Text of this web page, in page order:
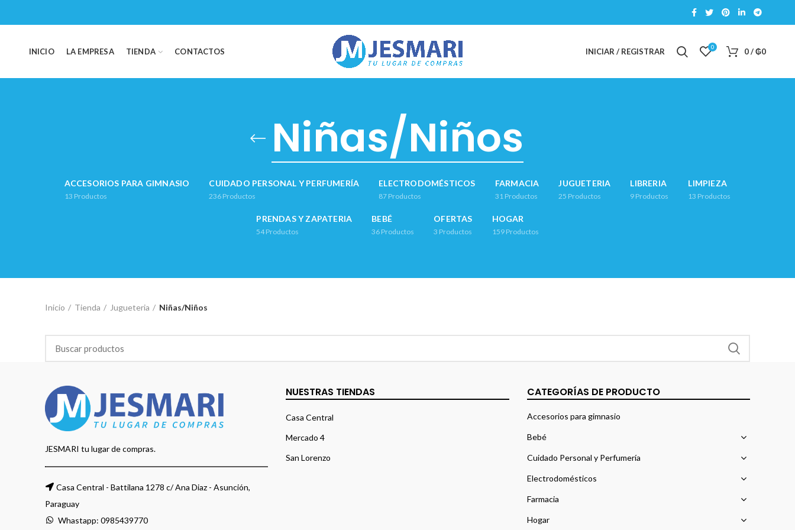
INICIO LA EMPRESA TIENDA CONTACTOS INICIAR / REGISTRAR 0 0/ ₲0
Niñas/Niños
ACCESORIOS PARA GIMNASIO
13 Productos
CUIDADO PERSONAL Y PERFUMERÍA
236 Productos
ELECTRODOMÉSTICOS
87 Productos
FARMACIA
31 Productos
JUGUETERIA
25 Productos
LIBRERIA
9 Productos
LIMPIEZA
13 Productos
PRENDAS Y ZAPATERIA
54Productos
BEBÉ
36 Productos
OFERTAS
3 Productos
HOGAR
159 Productos
Inicio Tienda Jugueteria Niñas/Niños
JESMARI tu lugar de compras.
Casa Central - Battilana 1278 c/ Ana Diaz - Asunción,
Paraguay
Whastapp: 0985439770
NUESTRAS TIENDAS
Casa Central
Mercado 4
San Lorenzo
CATEGORÍAS DE PRODUCTO
Accesorios para gimnasio
Bebé
Cuidado Personal y Perfumería
Electrodomésticos
Farmacia
Hogar